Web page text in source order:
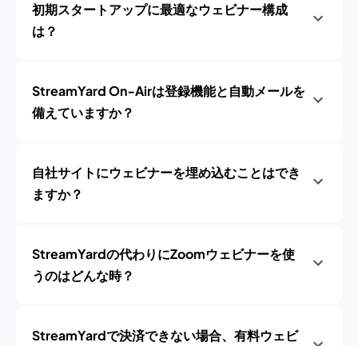
初期スタートアップに最適なウェビナー構成
は？
StreamYard On‑Airは登録機能と自動メールを
備えていますか？
自社サイトにウェビナーを埋め込むことはでき
ますか？
StreamYardの代わりにZoomウェビナーを使
うのはどんな時？
StreamYardで決済できない場合、有料ウェビ